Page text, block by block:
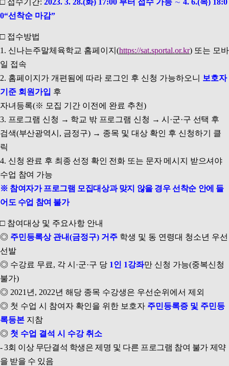
0“선착순 마감”
□ 접수방법
1. 신나는주말체육학교 홈페이지 (https://sat.sportal.or.kr) 또는 모바
일 접속
2. 홈페이지가 개편됨에 따라 로그인 후 신청 가능하오니 보호자
기준 회원가입 후
자녀등록(※ 모집 기간 이전에 완료 추천)
3. 프로그램 신청 → 학교 밖 프로그램 신청 →시 ·군·구 선택 후
검색(부산광역시 , 금정구) → 종목 및 대상 확인 후 신청하기 클
릭
4. 신청 완료 후 최종 선정 확인 전화 또는 문자 메시지 받으셔야
수업 참여 가능
※ 참여자가 프로그램 모집대상과 맞지 않을 경우 선착순 안에 들
어도 수업 참여 불가
□ 참여대상 및 주요사항 안내
◎ 주민등록상 관내(금정구) 거주 학생 및 동 연령대 청소년 우선
선발
◎ 수강료 무료, 각 시 ·군·구 당 1인 1강좌만 신청 가능(중복신청
불가)
◎ 2021 년 , 2022년 해당 종목 수강생은 우선순위에서 제외
◎ 첫 수업 시 참여자 확인을 위한 보호자 주민등록증 및 주민등
록등본 지참
◎ 첫 수업 결석 시 수강 취소
- 3회 이상 무단결석 학생은 제명 및 다른 프로그램 참여 불가 제약
을 받을 수 있음